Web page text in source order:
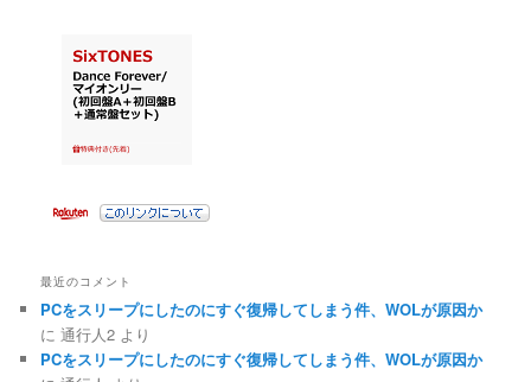
最近のコメント
PCをスリープにしたのにすぐ復帰してしまう件、WOLが原因か
に通行人2 より
PCをスリープにしたのにすぐ復帰してしまう件、WOLが原因か